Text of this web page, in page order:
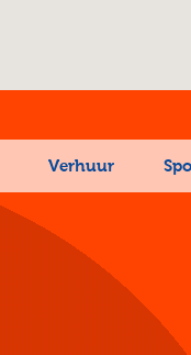
Verhuur